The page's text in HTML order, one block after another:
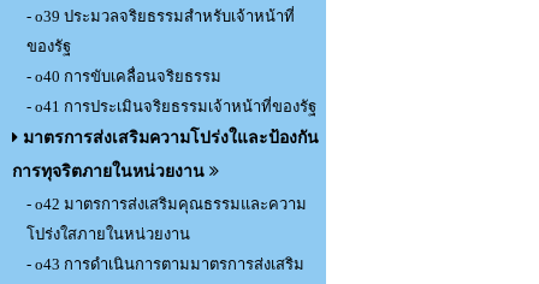
- o39 ประมวลจริยธรรมสำหรับเจ้าหน้าที่
ของรัฐ
- o40 การขับเคลื่อนจริยธรรม
- o41 การประเมินจริยธรรมเจ้าหน้าที่ของรัฐ
มาตรการส่งเสริมความโปร่งใและป้องกัน
การทุจริตภายในหน่วยงาน
- o42 มาตรการส่งเสริมคุณธรรมและความ
โปร่งใสภายในหน่วยงาน
- o43 การดำเนินการตามมาตรการส่งเสริม